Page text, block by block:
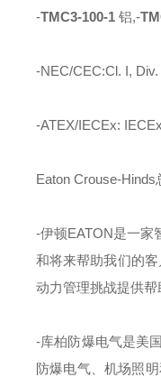
-TMC3-100-1 铝,-
-NEC/CEC:Cl. I,
-ATEX/IECEx:
Eaton Crouse-
-伊顿EATON是一家
和将来帮助我们的
动力管理挑战提供帮
-库柏防爆电气是美国
防爆电气、机场照